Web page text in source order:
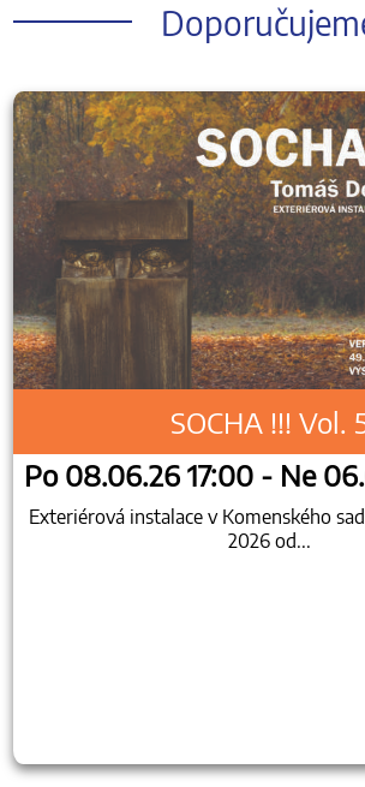
SOCHA !!! Vol.
Po 08.06.26 17:00 - Ne
Exteriérová instalace v Komenského
2026 od...